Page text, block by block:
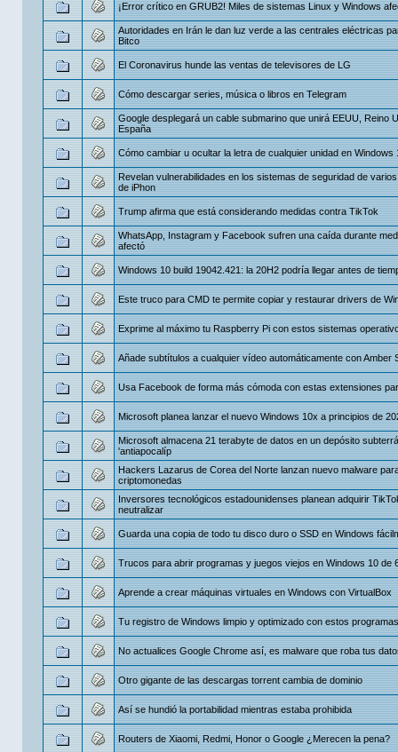
¡Error crítico en GRUB2! Miles de sistemas Linux y Windows
Autoridades en Irán le dan luz verde a las centrales eléctricas
Bitco
El Coronavirus hunde las ventas de televisores de LG
Cómo descargar series, música o libros en Telegram
Google desplegará un cable submarino que unirá EEUU, Reino
España
Cómo cambiar u ocultar la letra de cualquier unidad en Windows
Revelan vulnerabilidades en los sistemas de seguridad de
de iPhon
Trump afirma que está considerando medidas contra TikTok
WhatsApp, Instagram y Facebook sufren una caída durante
afectó
Windows 10 build 19042.421: la 20H2 podría llegar antes de
Este truco para CMD te permite copiar y restaurar drivers de
Exprime al máximo tu Raspberry Pi con estos sistemas
Añade subtítulos a cualquier vídeo automáticamente con Amber
Usa Facebook de forma más cómoda con estas extensiones
Microsoft planea lanzar el nuevo Windows 10x a principios de
Microsoft almacena 21 terabyte de datos en un depósito
'antiapocalíp
Hackers Lazarus de Corea del Norte lanzan nuevo malware
criptomonedas
Inversores tecnológicos estadounidenses planean adquirir
neutralizar
Guarda una copia de todo tu disco duro o SSD en Windows
Trucos para abrir programas y juegos viejos en Windows 10 de
Aprende a crear máquinas virtuales en Windows con VirtualBox
Tu registro de Windows limpio y optimizado con estos programas
No actualices Google Chrome así, es malware que roba tus
Otro gigante de las descargas torrent cambia de dominio
Así se hundió la portabilidad mientras estaba prohibida
Routers de Xiaomi, Redmi, Honor o Google ¿Merecen la pena?